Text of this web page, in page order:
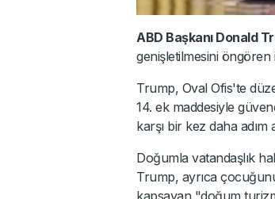
ABD Başkanı Donald
genişletilmesini öngören
Trump, Oval Ofis'te
14. ek maddesiyle
karşı bir kez daha adım
Doğumla vatandaşlık
Trump, ayrıca
kapsayan "doğum